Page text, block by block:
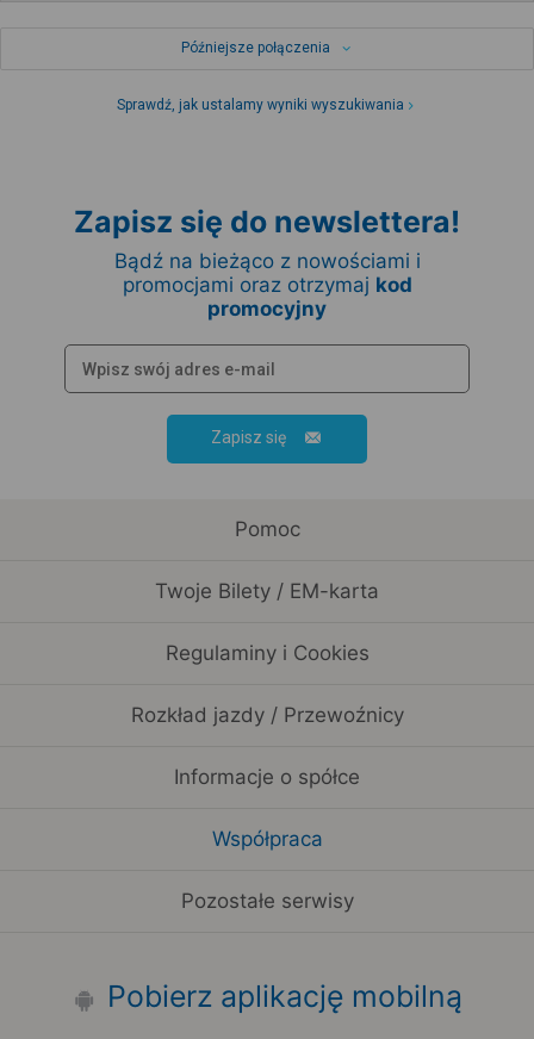
Późniejsze połączenia
Sprawdź, jak ustalamy wyniki wyszukiwania
Zapisz się do newslettera!
Bądź na bieżąco z nowościami i
promocjami oraz otrzymaj kod
promocyjny
Zapisz się
Pomoc
Twoje Bilety / EM-karta
Regulaminy i Cookies
Rozkład jazdy / Przewoźnicy
Informacje o spółce
Współpraca
Pozostałe serwisy
Pobierz aplikację mobilną